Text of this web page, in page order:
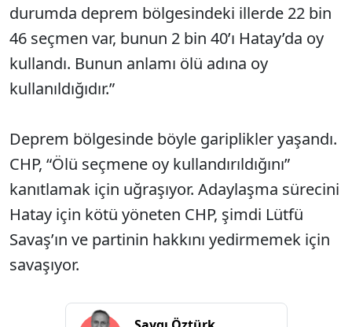
durumda deprem bölgesindeki illerde 22 bin
46 seçmen var, bunun 2 bin 40’ı Hatay’da oy
kullandı. Bunun anlamı ölü adına oy
kullanıldığıdır.”
Deprem bölgesinde böyle gariplikler yaşandı.
CHP, “Ölü seçmene oy kullandırıldığını”
kanıtlamak için uğraşıyor. Adaylaşma sürecini
Hatay için kötü yöneten CHP, şimdi Lütfü
Savaş’ın ve partinin hakkını yedirmemek için
savaşıyor.